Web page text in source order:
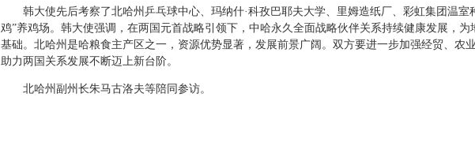
韩大使先后考察了北哈州乒乓球中心、玛纳什·科孜巴耶夫大学、里姆造纸厂、彩虹集团温室
鸡”养鸡场。韩大使强调，在两国元首战略引领下，中哈永久全面战略伙伴关系持续健康发展，
基础。北哈州是哈粮食主产区之一，资源优势显著，发展前景广阔。双方要进一步加强经贸、农
助力两国关系发展不断迈上新台阶。
北哈州副州长朱马古洛夫等陪同参访。